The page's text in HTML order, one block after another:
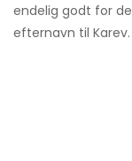
endelig godt for
efternavn til Karev.